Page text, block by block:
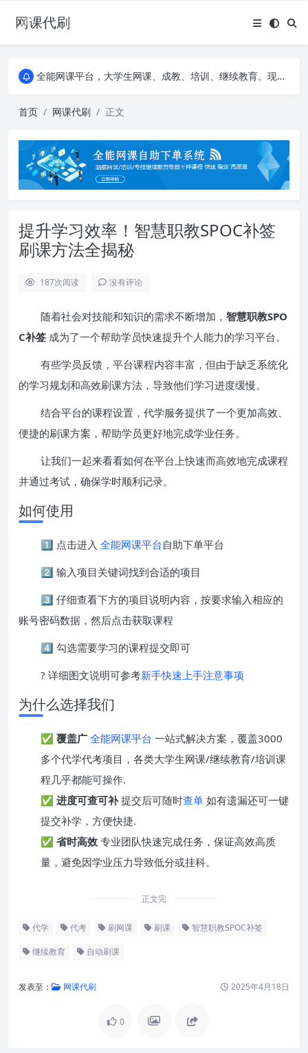
网课代刷
AI论文写作平台，根据真实文献内容生成论文
全能网课平台，大学生网课、成教、培训、继续教育。现已接入代刷代考项目3000+
全能网课平台，大学生网课、成教、培训、继续教育。现已接入代刷代考项目3000+
首页 网课代刷 正文
提升学习效率！智慧职教SPOC补签
刷课方法全揭秘
187次阅读 没有评论
随着社会对技能和知识的需求不断增加， 智慧职教SPO
C补签 成为了一个帮助学员快速提升个人能力的学习平台。
有些学员反馈，平台课程内容丰富，但由于缺乏系统化
的学习规划和高效刷课方法，导致他们学习进度缓慢。
结合平台的课程设置，代学服务提供了一个更加高效、
便捷的刷课方案，帮助学员更好地完成学业任务。
让我们一起来看看如何在平台上快速而高效地完成课程
并通过考试，确保学时顺利记录。
如何使用
1️⃣ 点击进入 全能网课平台自助下单平台
2️⃣ 输入项目关键词找到合适的项目
3️⃣ 仔细查看下方的项目说明内容，按要求输入相应的
账号密码数据，然后点击获取课程
4️⃣ 勾选需要学习的课程提交即可
? 详细图文说明可参考新手快速上手注意事项
为什么选择我们
✅ 覆盖广 全能网课平台 一站式解决方案，覆盖3000
多个代学代考项目，各类大学生网课/继续教育/培训课
程几乎都能可操作.
✅ 进度可查可补提交后可随时查单 如有遗漏还可一键
提交补学，方便快捷.
✅ 省时高效 专业团队快速完成任务，保证高效高质
量，避免因学业压力导致低分或挂科。
正文完
代学 代考 刷网课 刷课 智慧职教SPOC补签
继续教育 自动刷课
发表至： 网课代刷 2025年4月18日
0